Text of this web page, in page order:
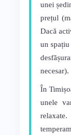
unei
prețul
Dacă
un
necesar).
În
unele